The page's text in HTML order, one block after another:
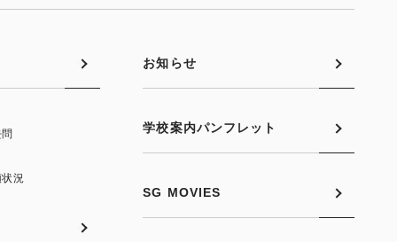
況
お知らせ
学校案内パンフレット
SG MOVIES